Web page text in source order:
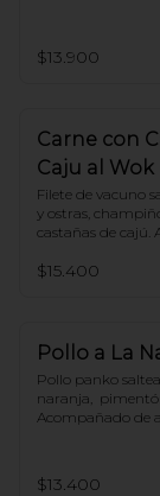
$13.900
Carne con
Caju al Wok
Filete de vacuno
y ostras,
castañas de cajú.
$15.400
Pollo a La
Pollo panko
naranja,
Acompañado de
$13.400